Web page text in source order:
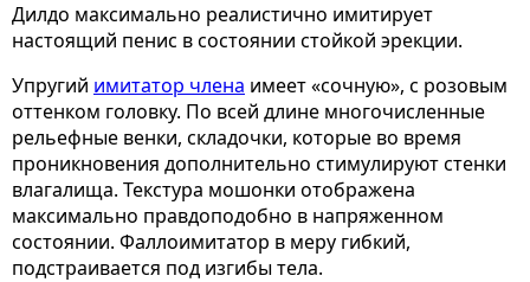
Дилдо максимально реалистично имитирует
настоящий пенис в состоянии стойкой эрекции.
Упругий имитатор члена имеет «сочную», с розовым
оттенком головку. По всей длине многочисленные
рельефные венки, складочки, которые во время
проникновения дополнительно стимулируют стенки
влагалища. Текстура мошонки отображена
максимально правдоподобно в напряженном
состоянии. Фаллоимитатор в меру гибкий,
подстраивается под изгибы тела.